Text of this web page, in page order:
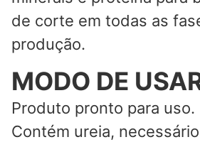
de corte em todas as
produção.
MODO DE
Produto pronto para uso.
Contém ureia,